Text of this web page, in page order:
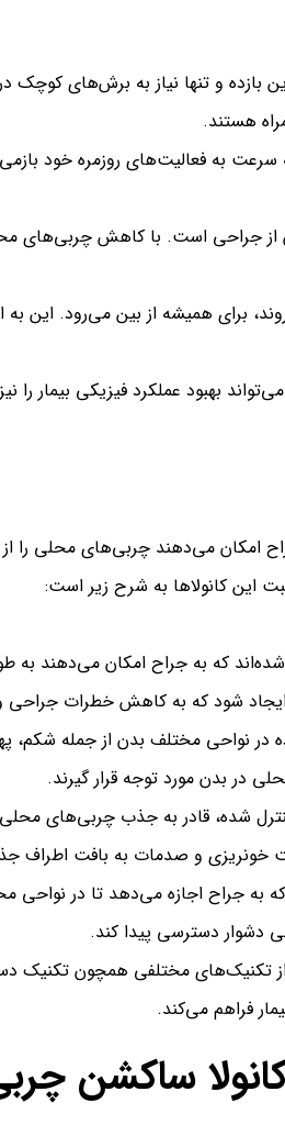
بازده و تنها نیاز به برش‌های
هستند.
به فعالیت‌های روزمره خود
از جراحی است. با کاهش چربی‌های
برای همیشه از بین می‌رود. این به
بهبود عملکرد فیزیکی بیمار
امکان می‌دهند چربی‌های محلی را
این کانولاها به شرح زیر است:
که به جراح امکان می‌دهند
شود که به کاهش خطرات جراحی
در نواحی مختلف بدن از جمله شکم،
در بدن مورد توجه قرار گیرند.
شده، قادر به جذب چربی‌های
خونریزی و صدمات به بافت اطراف
به جراح اجازه می‌دهد تا در نواحی
دشوار دسترسی پیدا کند.
از تکنیک‌های مختلفی همچون تکنیک
فراهم می‌کند.
ساکشن